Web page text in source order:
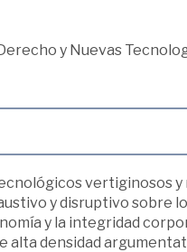
y Nuevas
vertiginosos y
y disruptivo sobre
y la integridad
alta densidad